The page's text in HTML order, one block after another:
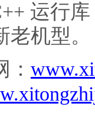
运行
机型。